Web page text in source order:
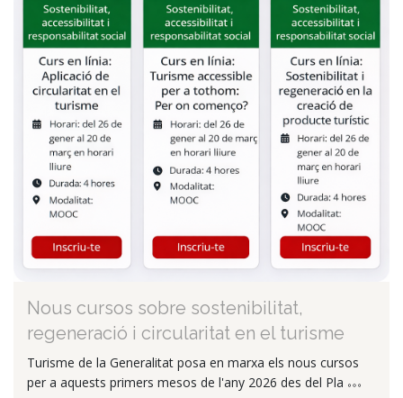
Nous cursos sobre sostenibilitat,
regeneració i circularitat en el turisme
Turisme de la Generalitat posa en marxa els nous cursos
per a aquests primers mesos de l'any 2026 des del Pla